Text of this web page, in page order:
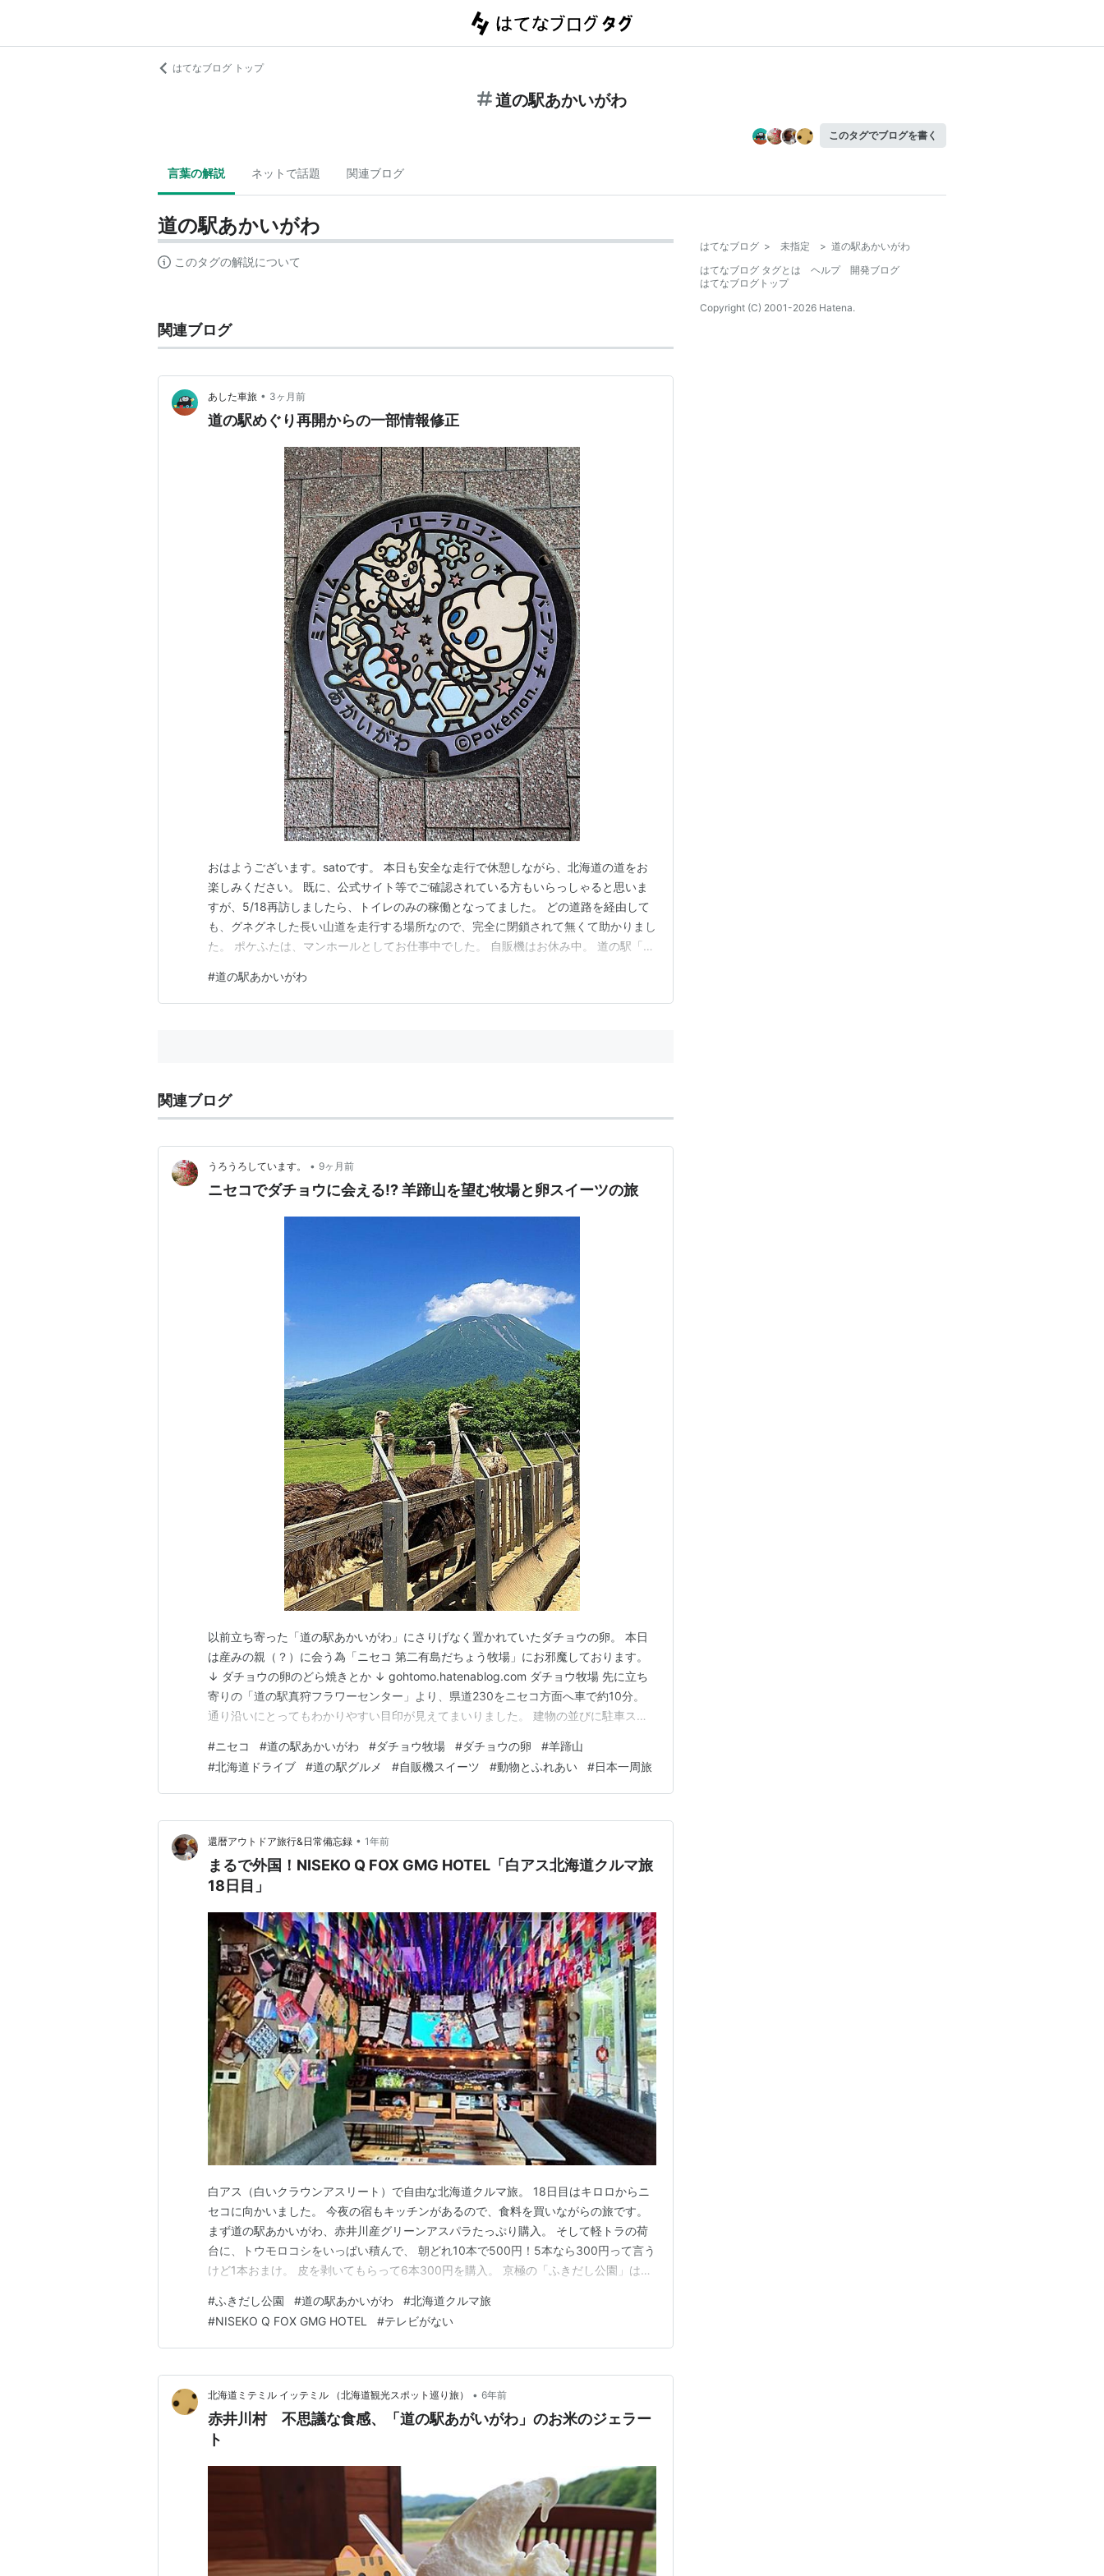
はてなブログ トップ
道の駅あかいがわ
このタグでブログを書く
言葉の解説 ネットで話題 関連ブログ
道の駅あかいがわ
このタグの解説について
関連ブログ
あした車旅 • 3ヶ月前
道の駅めぐり再開からの一部情報修正
おはようございます。satoです。 本日も安全な走行で休憩しながら、北海道の道をお
楽しみください。 既に、公式サイト等でご確認されている方もいらっしゃると思いま
すが、5/18再訪しましたら、トイレのみの稼働となってました。 どの道路を経由して
も、グネグネした長い山道を走行する場所なので、完全に閉鎖されて無くて助かりまし
た。 ポケふたは、マンホールとしてお仕事中でした。 自販機はお休み中。 道の駅「あ
訪時点) スマホでのデジタルスタンプラリーもありますので、 詳しくは 北の道の駅 等
で検索されると確かです。 個…
#道の駅あかいがわ
関連ブログ
うろうろしています。 • 9ヶ月前
ニセコでダチョウに会える!? 羊蹄山を望む牧場と卵スイーツの旅
以前立ち寄った「道の駅あかいがわ」にさりげなく置かれていたダチョウの卵。 本日
は産みの親（？）に会う為「ニセコ 第二有島だちょう牧場」にお邪魔しております。
↓ ダチョウの卵のどら焼きとか ↓ gohtomo.hatenablog.com ダチョウ牧場 先に立ち
寄りの「道の駅真狩フラワーセンター」より、県道230をニセコ方面へ車で約10分。
通り沿いにとってもわかりやすい目印が見えてまいりました。 建物の並びに駐車スペ
よすぎて暑い！ （来訪6月某） 自販機あります さてまずはダチョウスイーツとコーヒ
ーで一息いれよう…
#ニセコ #道の駅あかいがわ #ダチョウ牧場 #ダチョウの卵 #羊蹄山
#北海道ドライブ #道の駅グルメ #自販機スイーツ #動物とふれあい #日本一周旅
還暦アウトドア旅行&日常備忘録 • 1年前
まるで外国！NISEKO Q FOX GMG HOTEL「白アス北海道クルマ旅
18日目」
白アス（白いクラウンアスリート）で自由な北海道クルマ旅。 18日目はキロロからニ
セコに向かいました。 今夜の宿もキッチンがあるので、食料を買いながらの旅です。
まず道の駅あかいがわ、赤井川産グリーンアスパラたっぷり購入。 そして軽トラの荷
台に、トウモロコシをいっぱい積んで、 朝どれ10本で500円！5本なら300円って言う
けど1本おまけ。 皮を剥いてもらって6本300円を購入。 京極の「ふきだし公園」は観
い！ ひらふ十字街の下にある、NISEKO Q FOX GMG HOTELに到着！ まだ新築で新し
い建物だ。 紋別…
#ふきだし公園 #道の駅あかいがわ #北海道クルマ旅
#NISEKO Q FOX GMG HOTEL #テレビがない
北海道ミテミル イッテミル （北海道観光スポット巡り旅） • 6年前
赤井川村 不思議な食感、「道の駅あがいがわ」のお米のジェラー
ト
はてなブログ > 未指定 > 道の駅あかいがわ
はてなブログ タグとは
ヘルプ
開発ブログ
はてなブログトップ
Copyright (C) 2001-2026 Hatena.